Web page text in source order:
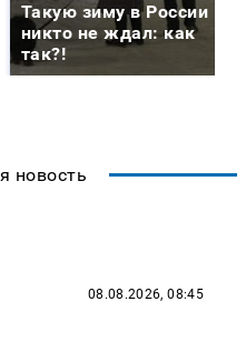
Такую зиму в России
никто не ждал: как
так?!
новость
08.08.2026, 08:45